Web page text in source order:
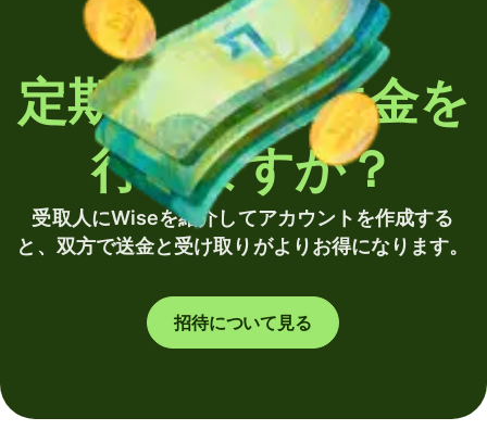
定期的に海外送金を
行いますか？
受取人にWiseを紹介してアカウントを作成する
と、双方で送金と受け取りがよりお得になります。
招待について見る